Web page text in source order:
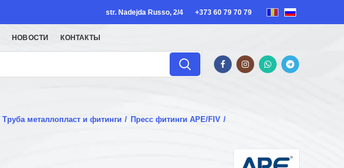
str. Nadejda Russo, 2/4 +373 60 79 70 79
НОВОСТИ КОНТАКТЫ
Труба металлопласт и фитинги
Пресс фитинги APE/FIV